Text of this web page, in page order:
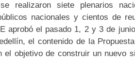
realizaron siete plenarios
nacionales y cientos de
aprobó el pasado 1, 2 y 3 de
el contenido de la
objetivo de construir un nuevo